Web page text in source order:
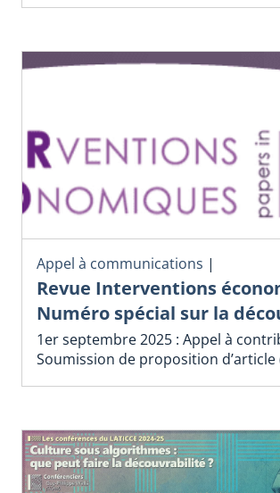
Appel à communications |
Revue Interventions
Numéro spécial sur la
1er septembre 2025 : Appel à
Soumission de proposition d’article